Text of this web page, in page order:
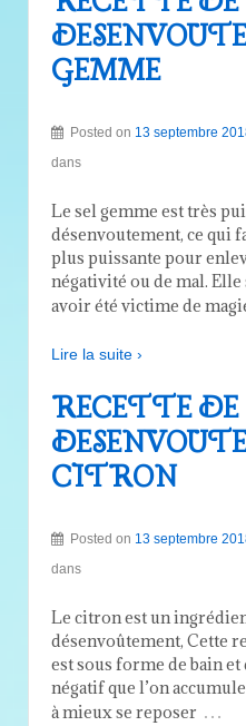
GEMME
Posted on 13 septembre
dans
Le sel gemme est très
désenvoutement, ce qui
plus puissante pour
négativité ou de mal.
avoir été victime de
Lire la suite ›
RECETTE DE
CITRON
Posted on 13 septembre
dans
Le citron est un
désenvoûtement, Cette
est sous forme de bain et
négatif que l’on
à mieux se reposer …